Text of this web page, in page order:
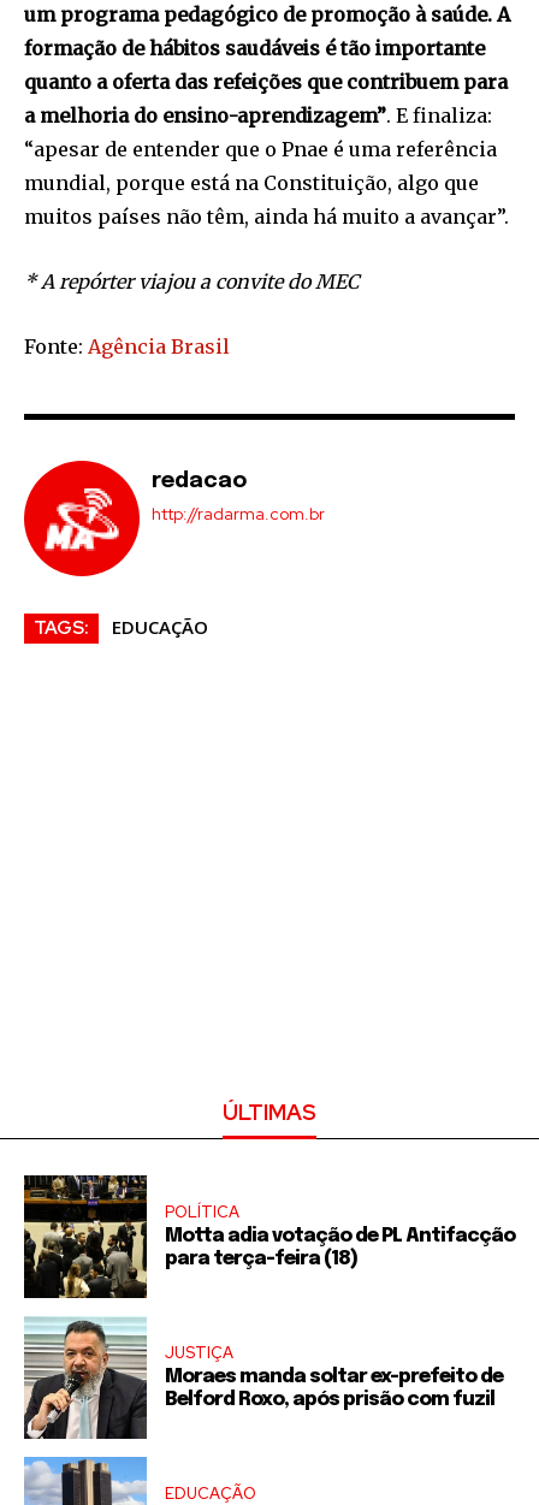
um programa pedagógico de promoção à saúde. A
formação de hábitos saudáveis é tão importante
quanto a oferta das refeições que contribuem para
a melhoria do ensino-aprendizagem”. E finaliza:
“apesar de entender que o Pnae é uma referência
mundial, porque está na Constituição, algo que
muitos países não têm, ainda há muito a avançar”.
* A repórter viajou a convite do MEC
Fonte: Agência Brasil
redacao
http://radarma.com.br
TAGS: EDUCAÇÃO
ÚLTIMAS
POLÍTICA
Motta adia votação de PL Antifacção
para terça-feira (18)
JUSTIÇA
Moraes manda soltar ex-prefeito de
Belford Roxo, após prisão com fuzil
EDUCAÇÃO